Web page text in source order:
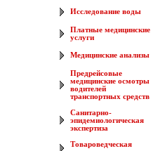
Исследование воды
Платные медицинские
услуги
Медицинские анализы
Предрейсовые
медицинские осмотры
водителей
транспортных средств
Санитарно-
эпидемиологическая
экспертиза
Товароведческая